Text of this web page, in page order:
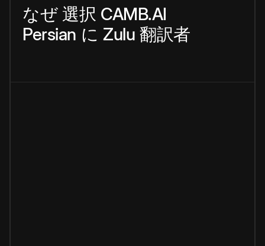
なぜ 選択 CAMB.AI
Persian に Zulu 翻訳者